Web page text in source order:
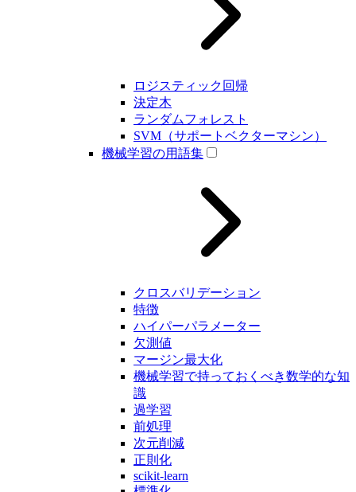
ロジスティック回帰
決定木
ランダムフォレスト
SVM（サポートベクターマシン）
機械学習の用語集
クロスバリデーション
特徴
ハイパーパラメーター
欠測値
マージン最大化
機械学習で持っておくべき数学的な知
識
過学習
前処理
次元削減
正則化
scikit-learn